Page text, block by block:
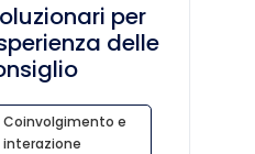
per
delle
Coinvolgimento e
interazione